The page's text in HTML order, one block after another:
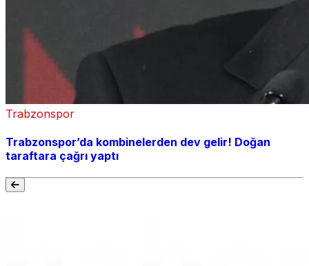
Trabzonspor
Trabzonspor’da kombinelerden dev gelir! Doğan
taraftara çağrı yaptı